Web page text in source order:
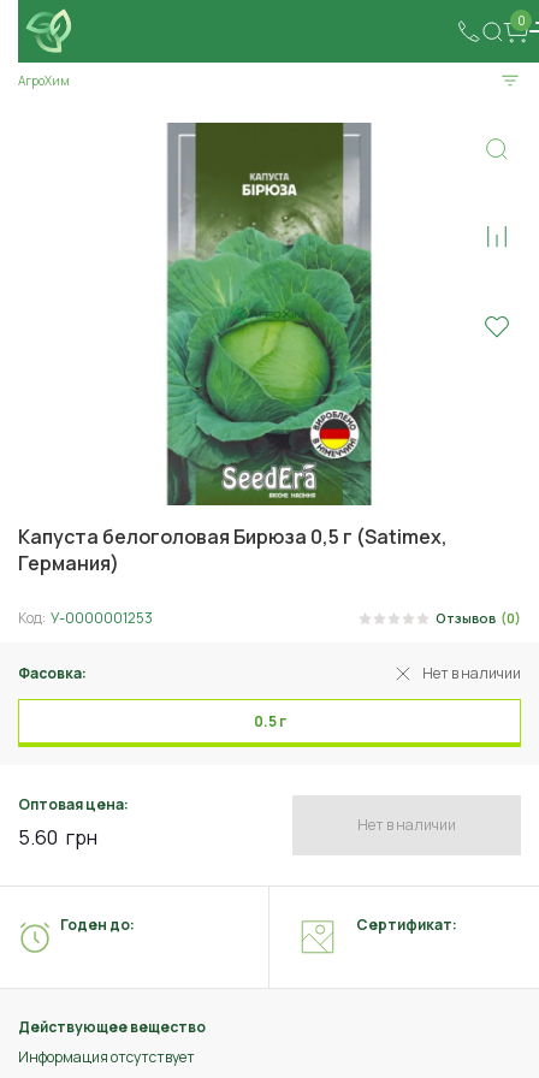
0
АгроХим
Капуста белоголовая Бирюза 0,5 г (Satimex,
Германия)
Код: У-0000001253 Отзывов (0)
Фасовка: Нет в наличии
0.5 г
Оптовая цена:
5.60 грн Нет в наличии
Действующее вещество
Информация отсутствует
Годен до: Сертификат: